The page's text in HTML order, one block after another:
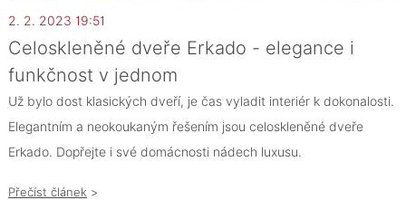
2. 2. 2023 19:51
Celoskleněné dveře Erkado - elegance i
funkčnost v jednom
Už bylo dost klasických dveří, je čas vyladit interiér k dokonalosti.
Elegantním a neokoukaným řešením jsou celoskleněné dveře
Erkado. Dopřejte i své domácnosti nádech luxusu.
Přečíst článek >